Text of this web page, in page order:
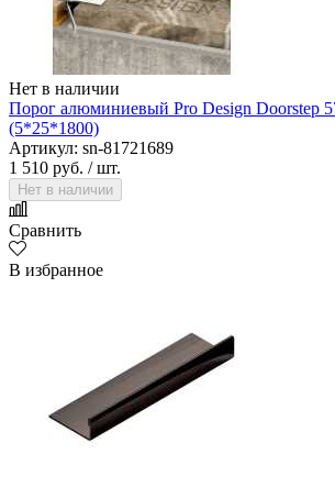
Нет в наличии
Порог алюминиевый Pro Design Doorstep
(5*25*1800)
Артикул: sn-81721689
1 510 руб. / шт.
Нет в наличии
Сравнить
В избранное